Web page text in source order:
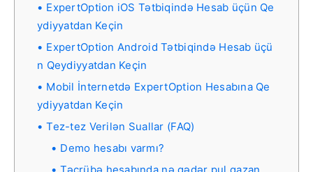
ExpertOption iOS Tətbiqində Hesab üçün Qe
ydiyyatdan Keçin
ExpertOption Android Tətbiqində Hesab üçü
n Qeydiyyatdan Keçin
Mobil İnternetdə ExpertOption Hesabına Qe
ydiyyatdan Keçin
Tez-tez Verilən Suallar (FAQ)
Demo hesabı varmı?